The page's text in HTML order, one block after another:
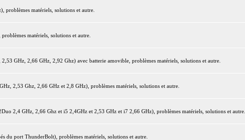
matériels, solutions et autre.
matériels, solutions et autre.
GHz, 2,66 GHz, 2,92 Ghz) avec batterie amovible, problèmes matériels, solutions et autre.
2,53 Ghz, 2,66 GHz et 2,8 GHz), problèmes matériels, solutions et autre.
2,4 GHz, 2,66 Ghz et i5 2,4GHz et 2,53 GHz et i7 2,66 GHz), problèmes matériels, solutions et autre.
du port ThunderBolt), problèmes matériels, solutions et autre.